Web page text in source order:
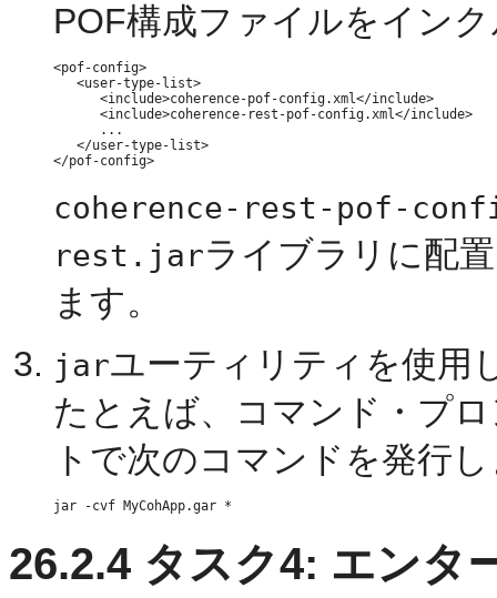
POF構成ファイルをイン
<pof-config>
   <user-type-list>
      <include>coherence-pof-config.xml</include>
      <include>coherence-rest-pof-config.xml</include>
      ...
   </user-type-list>
coherence-rest-pof-
rest.jarライブラリに配
ます。
jarユーティリティを使用
たとえば、コマンド・プ
トで次のコマンドを発行
26.2.4 タスク4: エンタ